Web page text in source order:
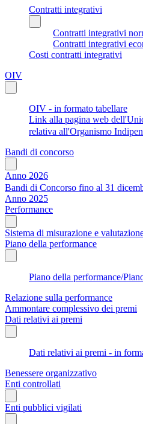
Contratti integrativi
Contratti integrativi
Contratti integrativi
Costi contratti integrativi
OIV
OIV - in formato tabellare
Link alla pagina web
relativa all'Organismo
Bandi di concorso
Anno 2026
Bandi di Concorso fino al 31
Anno 2025
Performance
Sistema di misurazione e
Piano della performance
Piano della performance/
Relazione sulla performance
Ammontare complessivo dei premi
Dati relativi ai premi
Dati relativi ai premi - in
Benessere organizzativo
Enti controllati
Enti pubblici vigilati